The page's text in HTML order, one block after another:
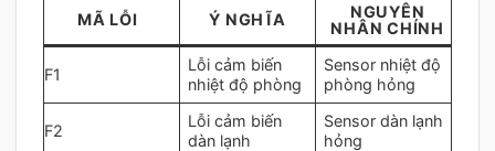
MÃ LỖI Ý NGHĨA
NGUYÊN
NHÂN CHÍNH
F1
Lỗi cảm biến
nhiệt độ phòng
Sensor nhiệt độ
phòng hỏng
F2
Lỗi cảm biến
dàn lạnh
Sensor dàn lạnh
hỏng